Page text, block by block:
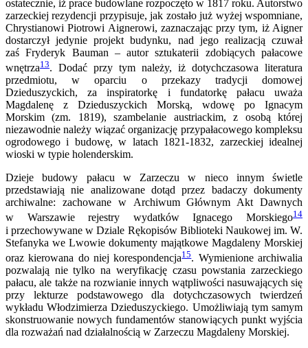
ostatecznie, iż prace budowlane rozpoczęto w 1817 roku. Autorstwo
zarzeckiej rezydencji przypisuje, jak zostało już wyżej wspomniane,
Chrystianowi Piotrowi Aignerowi, zaznaczając przy tym, iż Aigner
dostarczył jedynie projekt budynku, nad jego realizacją czuwał
zaś Fryderyk Bauman – autor sztukaterii zdobiących pałacowe
wnętrza13. Dodać przy tym należy, iż dotychczasowa literatura
przedmiotu, w oparciu o przekazy tradycji domowej
Dzieduszyckich, za inspiratorkę i fundatorkę pałacu uważa
Magdalenę z Dzieduszyckich Morską, wdowę po Ignacym
Morskim (zm. 1819), szambelanie austriackim, z osobą której
niezawodnie należy wiązać organizację przypałacowego kompleksu
ogrodowego i budowę, w latach 1821-1832, zarzeckiej idealnej
wioski w typie holenderskim.
Dzieje budowy pałacu w Zarzeczu w nieco innym świetle
przedstawiają nie analizowane dotąd przez badaczy dokumenty
archiwalne: zachowane w Archiwum Głównym Akt Dawnych
w Warszawie rejestry wydatków Ignacego Morskiego14
i przechowywane w Dziale Rękopisów Biblioteki Naukowej im. W.
Stefanyka we Lwowie dokumenty majątkowe Magdaleny Morskiej
oraz kierowana do niej korespondencja15. Wymienione archiwalia
pozwalają nie tylko na weryfikację czasu powstania zarzeckiego
pałacu, ale także na rozwianie innych wątpliwości nasuwających się
przy lekturze podstawowego dla dotychczasowych twierdzeń
wykładu Włodzimierza Dzieduszyckiego. Umożliwiają tym samym
skonstruowanie nowych fundamentów stanowiących punkt wyjścia
dla rozważań nad działalnością w Zarzeczu Magdaleny Morskiej.